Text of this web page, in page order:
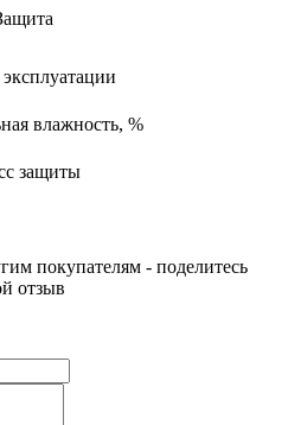
влажность, %
защиты
покупателям - поделитесь
отзыв